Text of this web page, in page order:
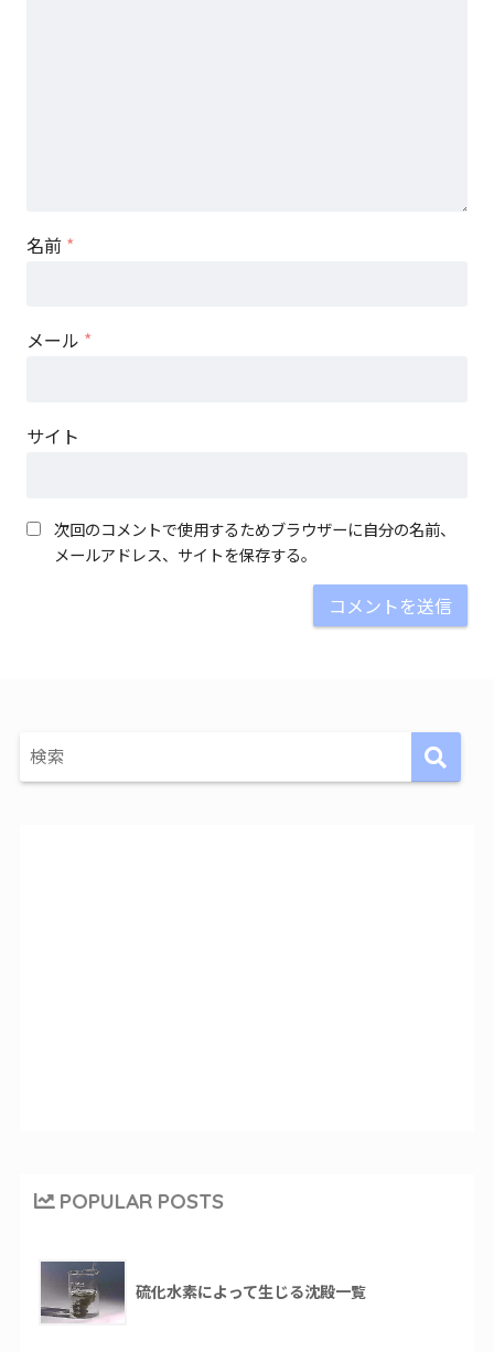
名前 *
メール *
サイト
次回のコメントで使用するためブラウザーに自分の名前、
メールアドレス、サイトを保存する。
POPULAR POSTS
硫化水素によって生じる沈殿一覧